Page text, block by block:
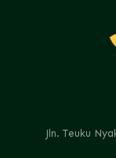
Jln. Teuku